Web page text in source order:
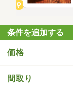
条件を追加する
価格
間取り